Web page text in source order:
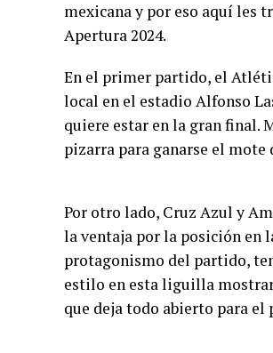
mexicana y por eso aquí les
Apertura 2024.
En el primer partido, el
local en el estadio Alfonso
quiere estar en la gran final.
pizarra para ganarse el mote
Por otro lado, Cruz Azul y
la ventaja por la posición en
protagonismo del partido,
estilo en esta liguilla
que deja todo abierto para el